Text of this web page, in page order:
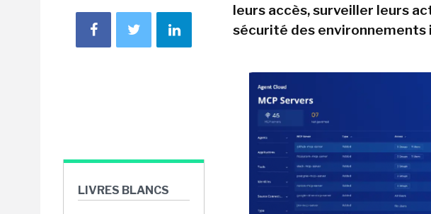
LIVRES BLANCS
leurs accès, surveiller leurs
sécurité des